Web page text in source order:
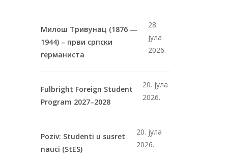
Милош Тривунац (1876 —
1944) – први српски
германиста
28.
јула
2026.
Fulbright Foreign Student
Program 2027–2028
20. јула
2026.
Poziv: Studenti u susret
nauci (StES)
20. јула
2026.